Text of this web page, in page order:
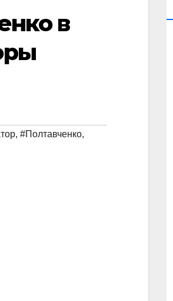
в
, #Полтавченко,